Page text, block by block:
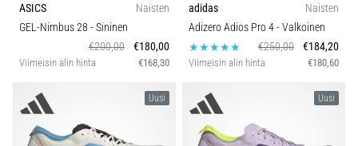
ASICS
Naisten
GEL-Nimbus 28 - Sininen
€200,00
€180,00
Viimeisin alin hinta €168,30
adidas
Naisten
Adizero Adios Pro 4- Valkoinen
€250,00
€184,20
Viimeisin alin hinta €180,60
Uusi Uusi